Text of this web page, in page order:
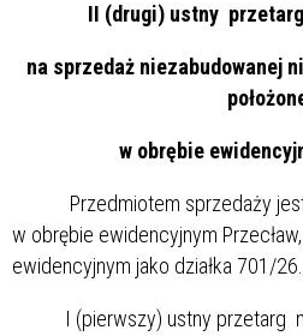
II (drugi) ustny
na sprzedaż niezabudowanej
w obrębie
Przedmiotem sprzedaży jest
w obrębie ewidencyjnym
ewidencyjnym jako działka 701/26.
I (pierwszy) ustny przetarg